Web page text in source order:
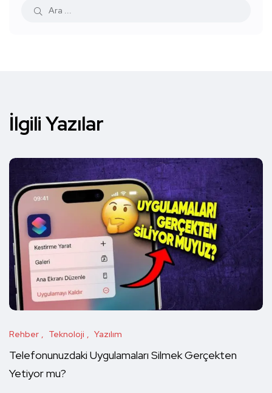
İlgili Yazılar
Rehber Teknoloji Yazılım
Telefonunuzdaki Uygulamaları Silmek Gerçekten
Yetiyor mu?